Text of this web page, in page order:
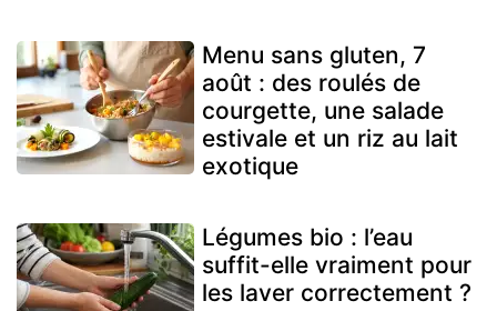
Menu sans gluten, 7
août : des roulés de
courgette, une salade
estivale et un riz au lait
exotique
Légumes bio : l’eau
suffit-elle vraiment pour
les laver correctement ?